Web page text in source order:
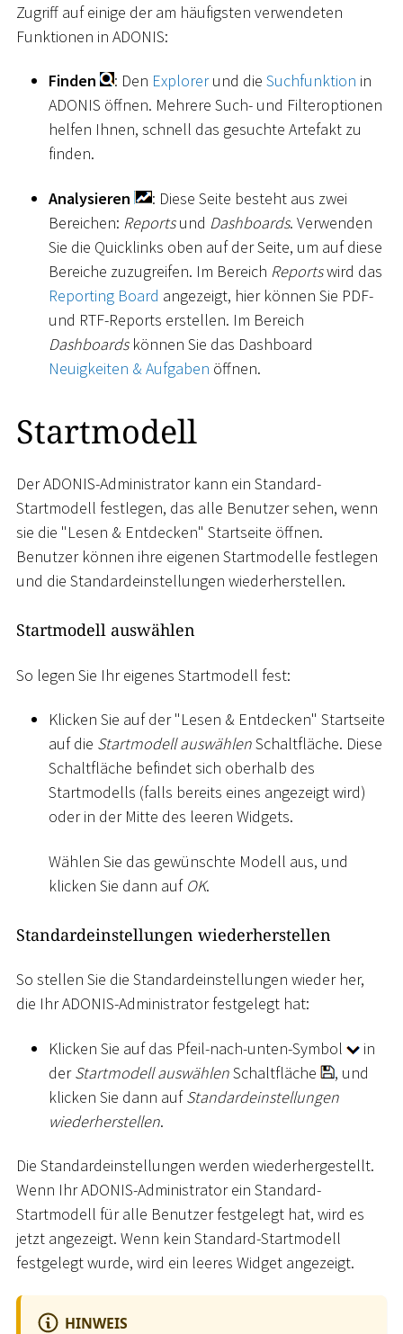
Zugriff auf einige der am häufigsten verwendeten
Funktionen in ADONIS:
Finden : Den Explorerund die Suchfunktion in
ADONIS öffnen. Mehrere Such- und Filteroptionen
helfen Ihnen, schnell das gesuchte Artefakt zu
finden.
Analysieren
: Diese Seite besteht aus zwei
Bereichen: Reportsund Dashboards. Verwenden
Sie die Quicklinks oben auf der Seite, um auf diese
Bereiche zuzugreifen. Im Bereich Reportswird das
Reporting Board angezeigt, hier können Sie PDF-
und RTF-Reports erstellen. Im Bereich
Dashboardskönnen Sie das Dashboard
Neuigkeiten & Aufgaben öffnen.
Startmodell
Der ADONIS-Administrator kann ein Standard-
Startmodell festlegen, das alle Benutzer sehen, wenn
sie die "Lesen & Entdecken" Startseite öffnen.
Benutzer können ihre eigenen Startmodelle festlegen
und die Standardeinstellungen wiederherstellen.
Startmodell auswählen
So legen Sie Ihr eigenes Startmodell fest:
Klicken Sie auf der "Lesen & Entdecken" Startseite
auf die Startmodell auswählenSchaltfläche. Diese
Schaltfläche befindet sich oberhalb des
Startmodells (falls bereits eines angezeigt wird)
oder in der Mitte des leeren Widgets.
Wählen Sie das gewünschte Modell aus, und
klicken Sie dann auf OK.
Standardeinstellungen wiederherstellen
So stellen Sie die Standardeinstellungen wieder her,
die Ihr ADONIS-Administrator festgelegt hat:
Klicken Sie auf das Pfeil-nach-unten-Symbol
in
derStartmodell auswählenSchaltfläche
, und
klicken Sie dann aufStandardeinstellungen
wiederherstellen.
Die Standardeinstellungen werden wiederhergestellt.
Wenn Ihr ADONIS-Administrator ein Standard-
Startmodell für alle Benutzer festgelegt hat, wird es
jetzt angezeigt. Wenn kein Standard-Startmodell
festgelegt wurde, wird ein leeres Widget angezeigt.
HINWEIS